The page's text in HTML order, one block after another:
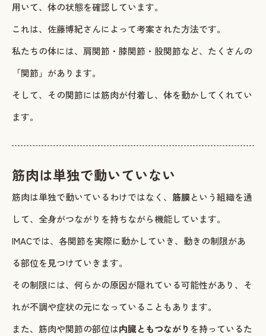
用いて、体の状態を確認しています。
これは、佐藤博紀さんによって考案された方法です。
私たちの体には、肩関節・膝関節・股関節など、たくさんの
「関節」があります。
そして、その関節には筋肉が付着し、体を動かしてくれてい
ます。
筋肉は単独で動いていない
筋肉は単独で動いているわけではなく、 筋膜という組織を通
して、全身がつながりを持ちながら機能しています。
IMACでは、各関節を実際に動かしていき、動きの制限があ
る部位を見つけていきます。
その制限には、何らかの原因が隠れている可能性があり、そ
れが不調や症状の元になっていることもあります。
また、筋肉や関節の部位は内臓ともつながり を持っているた